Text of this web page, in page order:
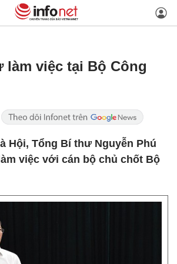
làm việc tại Bộ Công
Hội, Tổng Bí thư Nguyễn Phú
việc với cán bộ chủ chốt Bộ